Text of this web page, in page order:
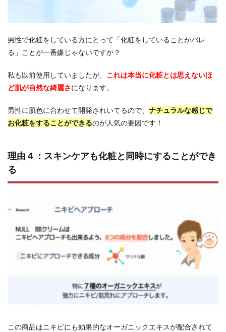
男性で化粧をしている方にとって「化粧をしていることがバレ
る」ことが一番嫌じゃないですか？
私も以前使用していましたが、 これは本当に化粧とは思えないほ
ど肌が自然な綺麗さになります。
男性に肌色に合わせて開発されいてるので、 ナチュラルな感じで
お化粧をすることができるのが人気の要因です！
理由４：スキンケアも化粧と同時にすることができ
る
この商品はニキビにも効果的なオーガニックエキスが配合されて